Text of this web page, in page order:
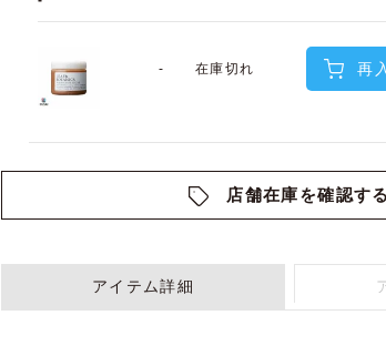
- 在庫切れ 再
店舗在庫を確認する
アイテム詳細